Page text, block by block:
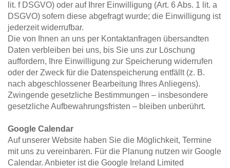
lit. f DSGVO) oder auf Ihrer Einwilligung (Art. 6 Abs. 1 lit. a
DSGVO) sofern diese abgefragt wurde; die Einwilligung ist
jederzeit widerrufbar.
Die von Ihnen an uns per Kontaktanfragen übersandten
Daten verbleiben bei uns, bis Sie uns zur Löschung
auffordern, Ihre Einwilligung zur Speicherung widerrufen
oder der Zweck für die Datenspeicherung entfällt (z. B.
nach abgeschlossener Bearbeitung Ihres Anliegens).
Zwingende gesetzliche Bestimmungen – insbesondere
gesetzliche Aufbewahrungsfristen – bleiben unberührt.
Google Calendar
Auf unserer Website haben Sie die Möglichkeit, Termine
mit uns zu vereinbaren. Für die Planung nutzen wir Google
Calendar. Anbieter ist die Google Ireland Limited